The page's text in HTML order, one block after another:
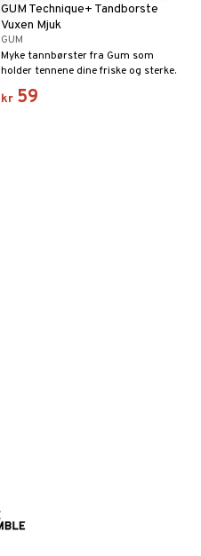
GUM Technique+ Tandborste
Vuxen Mjuk
GUM
Myke tannbørster fra Gum som
holder tennene dine friske og sterke.
kr 59